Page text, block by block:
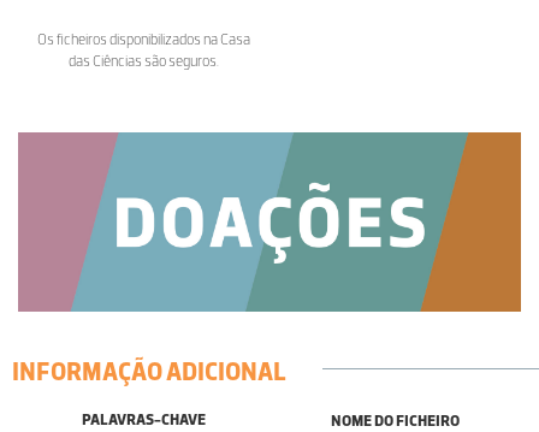
Os ficheiros disponibilizados na Casa
das Ciências são seguros.
INFORMAÇÃO ADICIONAL
PALAVRAS-CHAVE NOME DO FICHEIRO